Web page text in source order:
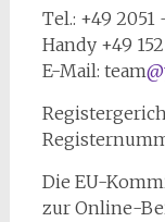
Tel.: +49 2051
Handy +49
E-Mail: team
Die EU-
zur Online-